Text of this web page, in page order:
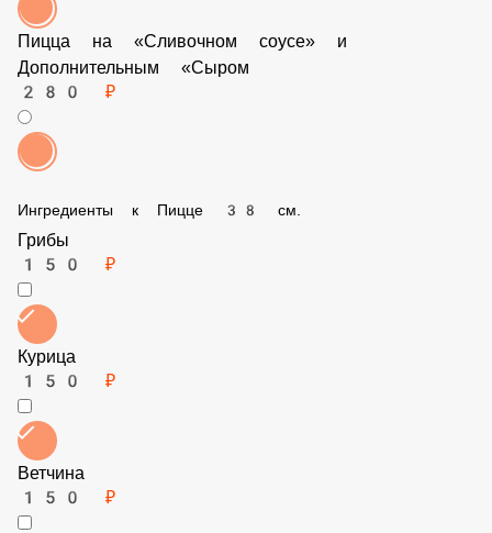
280 ₽
Ингредиенты к Пицце 38 см.
Грибы
150 ₽
Курица
150 ₽